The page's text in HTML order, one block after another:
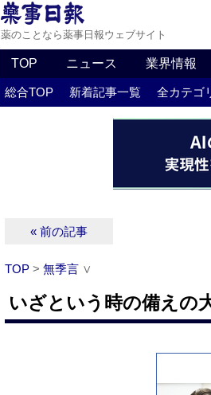
薬のことなら薬事日報ウェブサイト
TOP ニュース 業界情報
総合TOP 新着記事一覧 全カテゴ
« 前の記事
TOP > 無季言 ∨
いざという時の備えの